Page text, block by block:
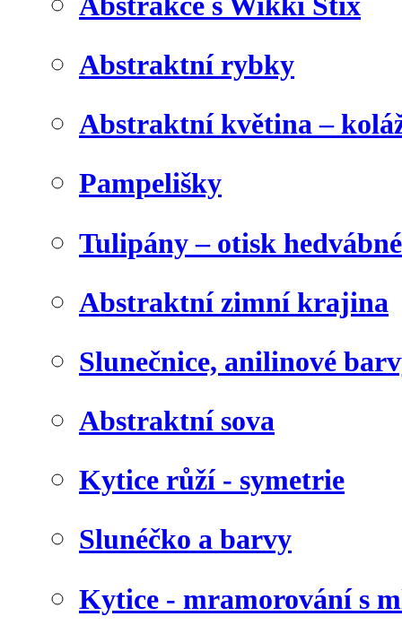
Abstraktní rybky
Abstraktní květina –
Pampelišky
Tulipány – otisk
Abstraktní zimní krajina
Slunečnice, anilinové
Abstraktní sova
Kytice růží - symetrie
Slunéčko a barvy
Kytice - mramorování s